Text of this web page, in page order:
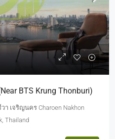
BTS Krung Thonburi)
า เจริญนคร Charoen Nakhon
Thailand